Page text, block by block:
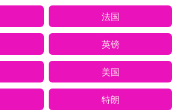
法国
英镑
美国
特朗